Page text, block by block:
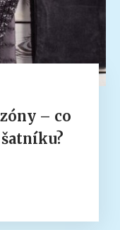
– co